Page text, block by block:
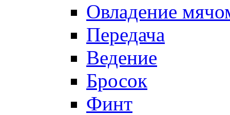
Овладение
Передача
Ведение
Бросок
Финт